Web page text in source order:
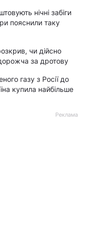
нічні забіги
пояснили таку
чи дійсно
за дротову
газу з Росії до
купила найбільше
Реклама